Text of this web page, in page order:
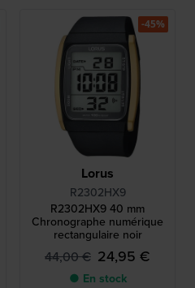
Lorus
R2302HX9
R2302HX9 40 mm
Chronographe numérique
rectangulaire noir
44,00 € 24,95 €
● En stock
-45%